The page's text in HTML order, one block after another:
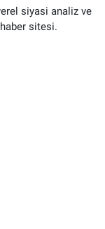
siyasi analiz ve
sitesi.